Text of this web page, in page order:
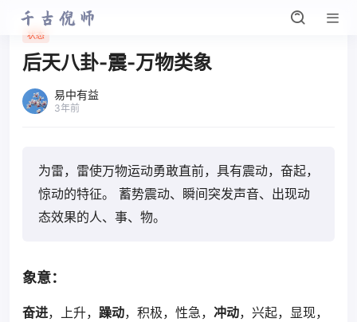
状态
后天八卦-震-万物类象
易中有益
3年前
为雷，雷使万物运动勇敢直前，具有震动，奋起，
惊动的特征。 蓄势震动、瞬间突发声音、出现动
态效果的人、事、物。
象意：
奋进，上升， 躁动，积极，性急， 冲动，兴起，显现，